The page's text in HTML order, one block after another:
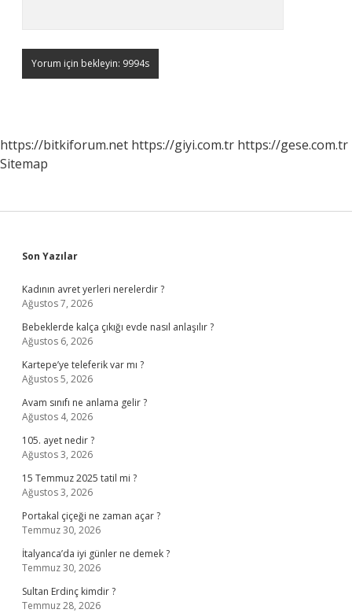
https://bitkiforum.net https://giyi.com.tr https://gese.com.tr
Sitemap
Sidebar
Son Yazılar
Kadının avret yerleri nerelerdir ?
Ağustos 7, 2026
Bebeklerde kalça çıkığı evde nasıl anlaşılır ?
Ağustos 6, 2026
Kartepe’ye teleferik var mı ?
Ağustos 5, 2026
Avam sınıfı ne anlama gelir ?
Ağustos 4, 2026
105. ayet nedir ?
Ağustos 3, 2026
15 Temmuz 2025 tatil mi ?
Ağustos 3, 2026
Portakal çiçeği ne zaman açar ?
Temmuz 30, 2026
İtalyanca’da iyi günler ne demek ?
Temmuz 30, 2026
Sultan Erdinç kimdir ?
Temmuz 28, 2026